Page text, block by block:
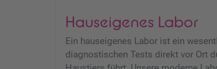
Hauseigenes Labor
Ein hauseigenes Labor ist ein
diagnostischen Tests direkt vor Ort